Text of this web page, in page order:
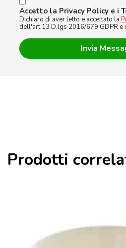
Accetto la Privacy Policy e i
Dichiaro di aver letto e accettato la
dell'art.13 D.lgs 2016/679 GDPR e
Prodotti